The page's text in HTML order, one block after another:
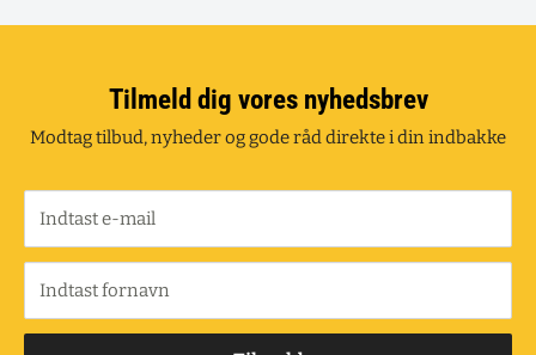
Tilmeld dig vores nyhedsbrev
Modtag tilbud, nyheder og gode råd direkte i din indbakke
Indtast e-mail
Indtast fornavn